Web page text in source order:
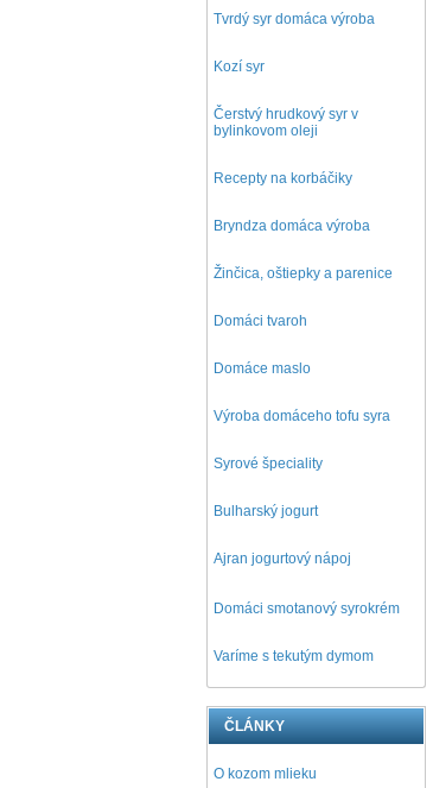
Tvrdý syr domáca výroba
Kozí syr
Čerstvý hrudkový syr v
bylinkovom oleji
Recepty na korbáčiky
Bryndza domáca výroba
Žinčica, oštiepky a parenice
Domáci tvaroh
Domáce maslo
Výroba domáceho tofu syra
Syrové špeciality
Bulharský jogurt
Ajran jogurtový nápoj
Domáci smotanový syrokrém
Varíme s tekutým dymom
ČLÁNKY
O kozom mlieku